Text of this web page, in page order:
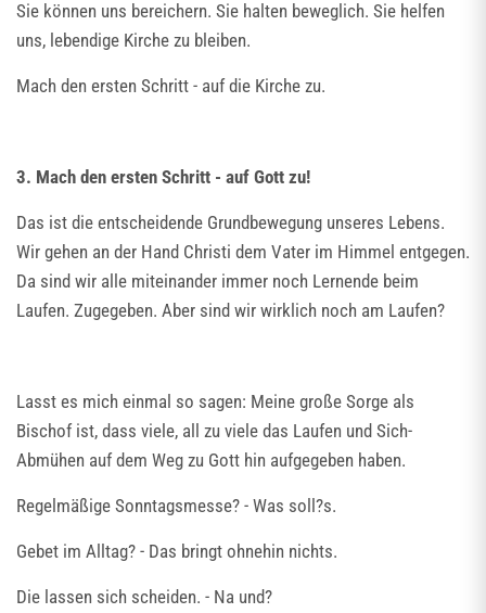
Sie können uns bereichern. Sie halten beweglich. Sie helfen
uns, lebendige Kirche zu bleiben.
Mach den ersten Schritt - auf die Kirche zu.
3. Mach den ersten Schritt - auf Gott zu!
Das ist die entscheidende Grundbewegung unseres Lebens.
Wir gehen an der Hand Christi dem Vater im Himmel entgegen.
Da sind wir alle miteinander immer noch Lernende beim
Laufen. Zugegeben. Aber sind wir wirklich noch am Laufen?
Lasst es mich einmal so sagen: Meine große Sorge als
Bischof ist, dass viele, all zu viele das Laufen und Sich-
Abmühen auf dem Weg zu Gott hin aufgegeben haben.
Regelmäßige Sonntagsmesse? - Was soll?s.
Gebet im Alltag? - Das bringt ohnehin nichts.
Die lassen sich scheiden. - Na und?